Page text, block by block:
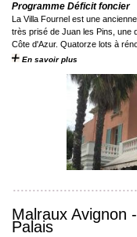
Programme Déficit foncier
La Villa Fournel est une
très prisé de Juan les Pins, une
Côte d'Azur. Quatorze lots à
En savoir plus
Malraux Avignon
Palais